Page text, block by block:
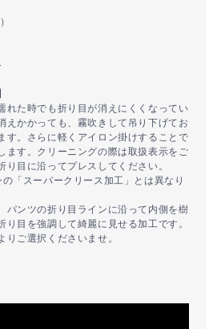
れた時でも折り目が消えにくくなってい
えかかっても、霧吹きして吊り下げてお
す。さらに軽くアイロン掛けすることで
ます。クリーニングの際は取扱表示をご
り目に沿ってプレスしてください。
「スーパークリース加工」とは異なり
パンツの折り目ラインに沿って内側を樹
り目を強調して綺麗に見せる加工です。
りご選択くださいませ。